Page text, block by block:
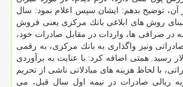
توضیح بدهم: ایشان سپس اعلام نمود: سال
روش های ابلاغی بانك مركزی یعنی فروش
در صرافی ها، واردات در مقابل صادرات خود،
ونیز واگذاری به بانك مركزی، به رقمی
دلار رسید. همتی اضافه كرد: با عنایت به برآوردی
با لحاظ هزینه های مبادلاتی ناشی از تحریم
ریالی صادرات در نیمه اول سال قبل، می